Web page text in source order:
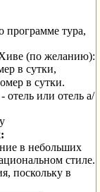
программе тура,
(по желанию):
в сутки,
в сутки.
отель или отель а/
в небольших
стиле.
поскольку в